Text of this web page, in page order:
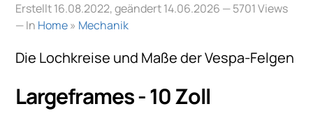
Erstellt 16.08.2022, geändert 14.06.2026 — 5701 Views
— In Home» Mechanik
Die Lochkreise und Maße der Vespa-Felgen
Largeframes - 10 Zoll